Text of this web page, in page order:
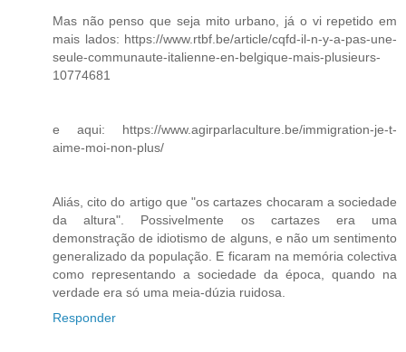
Mas não penso que seja mito urbano, já o vi repetido em
mais lados: https://www.rtbf.be/article/cqfd-il-n-y-a-pas-une-
seule-communaute-italienne-en-belgique-mais-plusieurs-
10774681
e aqui: https://www.agirparlaculture.be/immigration-je-t-
aime-moi-non-plus/
Aliás, cito do artigo que "os cartazes chocaram a sociedade
da altura". Possivelmente os cartazes era uma
demonstração de idiotismo de alguns, e não um sentimento
generalizado da população. E ficaram na memória colectiva
como representando a sociedade da época, quando na
verdade era só uma meia-dúzia ruidosa.
Responder